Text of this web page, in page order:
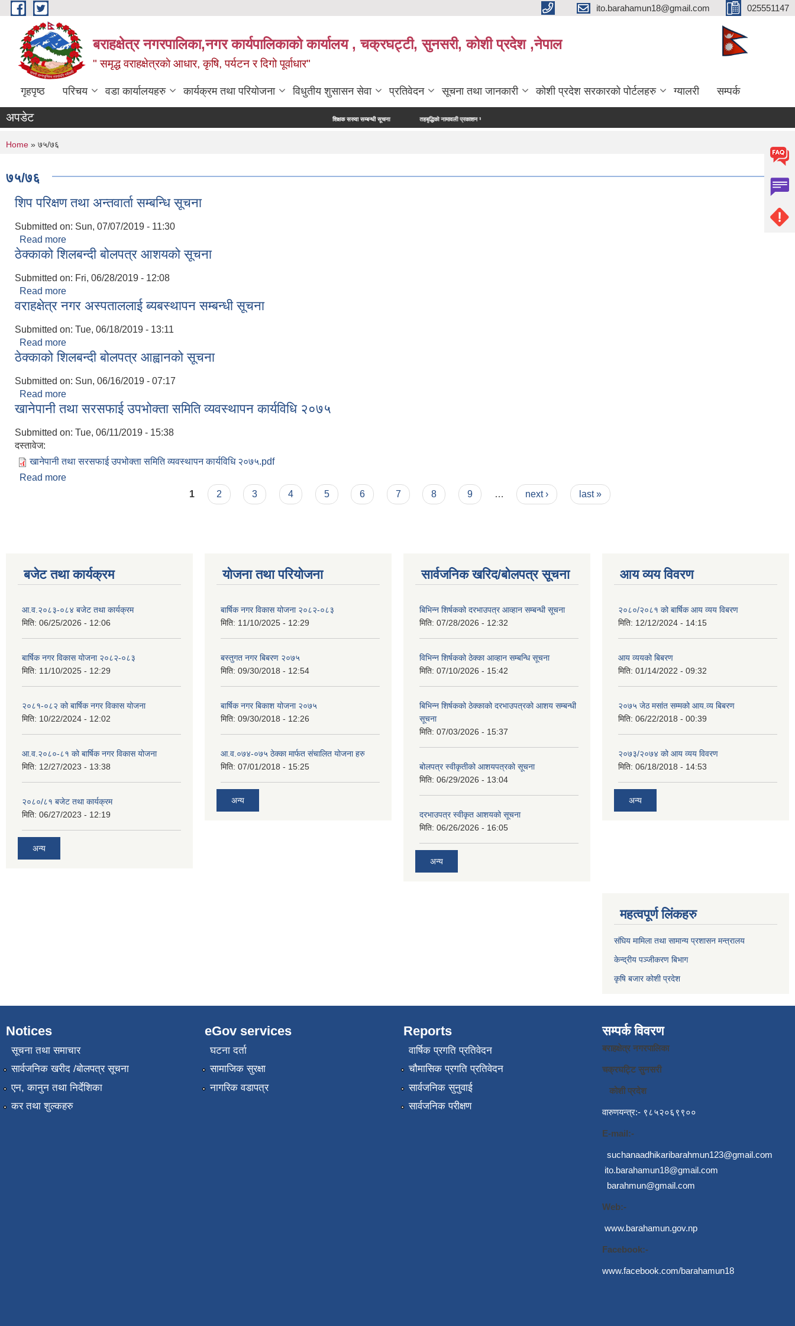
Skip to main content ito.barahamun18@gmail.com 025551147
बराहक्षेत्र नगरपालिका,नगर कार्यपालिकाको कार्यालय , चक्रघट्टी, सुनसरी, कोशी प्रदेश ,नेपाल
" समृद्ध वराहक्षेत्रकाे आधार, कृषि, पर्यटन र दिगो पूर्वाधार"
गृहपृष्ठ परिचय वडा कार्यालयहरु कार्यक्रम तथा परियोजना विधुतीय शुसासन सेवा प्रतिवेदन सूचना तथा जानकारी कोशी प्रदेश सरकारको पोर्टलहरु ग्यालरी सम्पर्क
अपडेट शिक्षक सरुवा सम्बन्धी सूचना तहबृद्धिको नामावली प्रकाशन गरिएको सूचना
You are here
Home » ७५/७६
७५/७६
शिप परिक्षण तथा अन्तवार्ता सम्बन्धि सूचना
Submitted on: Sun, 07/07/2019 - 11:30
Read more
ठेक्काको शिलबन्दी बोलपत्र आशयको सूचना
Submitted on: Fri, 06/28/2019 - 12:08
Read more
वराहक्षेत्र नगर अस्पताललाई ब्यबस्थापन सम्बन्धी सूचना
Submitted on: Tue, 06/18/2019 - 13:11
Read more
ठेक्काको शिलबन्दी बोलपत्र आह्वानको सूचना
Submitted on: Sun, 06/16/2019 - 07:17
Read more
खानेपानी तथा सरसफाई उपभोक्ता समिति व्यवस्थापन कार्यविधि २०७५
Submitted on: Tue, 06/11/2019 - 15:38
दस्तावेज:
खानेपानी तथा सरसफाई उपभोक्ता समिति व्यवस्थापन कार्यविधि २०७५.pdf
Read more
1 2 3 4 5 6 7 8 9 … next › last »
बजेट तथा कार्यक्रम
आ.व.२०८३-०८४ बजेट तथा कार्यक्रम
मिति: 06/25/2026 - 12:06
बार्षिक नगर विकास योजना २०८२-०८३
मिति: 11/10/2025 - 12:29
२०८१-०८२ को बार्षिक नगर विकास योजना
मिति: 10/22/2024 - 12:02
आ.व.२०८०-८१ को बार्षिक नगर विकास योजना
मिति: 12/27/2023 - 13:38
२०८०/८१ बजेट तथा कार्यक्रम
मिति: 06/27/2023 - 12:19
अन्य
योजना तथा परियोजना
बार्षिक नगर विकास योजना २०८२-०८३
मिति: 11/10/2025 - 12:29
बस्तुगत नगर बिबरण २०७५
मिति: 09/30/2018 - 12:54
बार्षिक नगर बिकाश योजना २०७५
मिति: 09/30/2018 - 12:26
आ.व.०७४-०७५ ठेक्का मार्फत संचालित योजना हरु
मिति: 07/01/2018 - 15:25
अन्य
सार्वजनिक खरिद/बोलपत्र सूचना
बिभिन्‍न शिर्षकको दरभाउपत्र आव्हान सम्बन्धी सूचना
मिति: 07/28/2026 - 12:32
विभिन्न शिर्षकको ठेक्का आव्हान सम्बन्धि सूचना
मिति: 07/10/2026 - 15:42
बिभिन्‍न शिर्षकको ठेक्काको दरभाउपत्रको आशय सम्बन्धी
सूचना
मिति: 07/03/2026 - 15:37
बोलपत्र स्वीकृतीको आशयपत्रको सूचना
मिति: 06/29/2026 - 13:04
दरभाउपत्र स्वीकृत आशयको सूचना
मिति: 06/26/2026 - 16:05
अन्य
आय व्यय विवरण
२०८०/२०८१ को बार्षिक आय व्यय विबरण
मिति: 12/12/2024 - 14:15
आय व्ययको बिबरण
मिति: 01/14/2022 - 09:32
२०७५ जेठ मसांत सम्मको आय.व्य बिबरण
मिति: 06/22/2018 - 00:39
२०७३/२०७४ को आय व्यय विवरण
मिति: 06/18/2018 - 14:53
अन्य
महत्वपूर्ण लिंकहरु
संघिय मामिला तथा सामान्य प्रशासन मन्त्रालय
केन्द्रीय पञ्जीकरण बिभाग
कृषि बजार कोशी प्रदेश
Notices
सूचना तथा समाचार
सार्वजनिक खरीद /बोलपत्र सूचना
एन, कानुन तथा निर्देशिका
कर तथा शुल्कहरु
eGov services
घटना दर्ता
सामाजिक सुरक्षा
नागरिक वडापत्र
Reports
वार्षिक प्रगति प्रतिवेदन
चौमासिक प्रगति प्रतिवेदन
सार्वजनिक सुनुवाई
सार्वजनिक परीक्षण
सम्पर्क विवरण
बराहक्षेत्र नगरपालिका
चक्रघट्टि सुनसरी
कोशी प्रदेश
वारुणयन्त्र:- ९८५२०६९९००
E-mail:-
suchanaadhikaribarahmun123@gmail.com
ito.barahamun18@gmail.com
barahmun@gmail.com
Web:-
www.barahamun.gov.np
Facebook:-
www.facebook.com/barahamun18